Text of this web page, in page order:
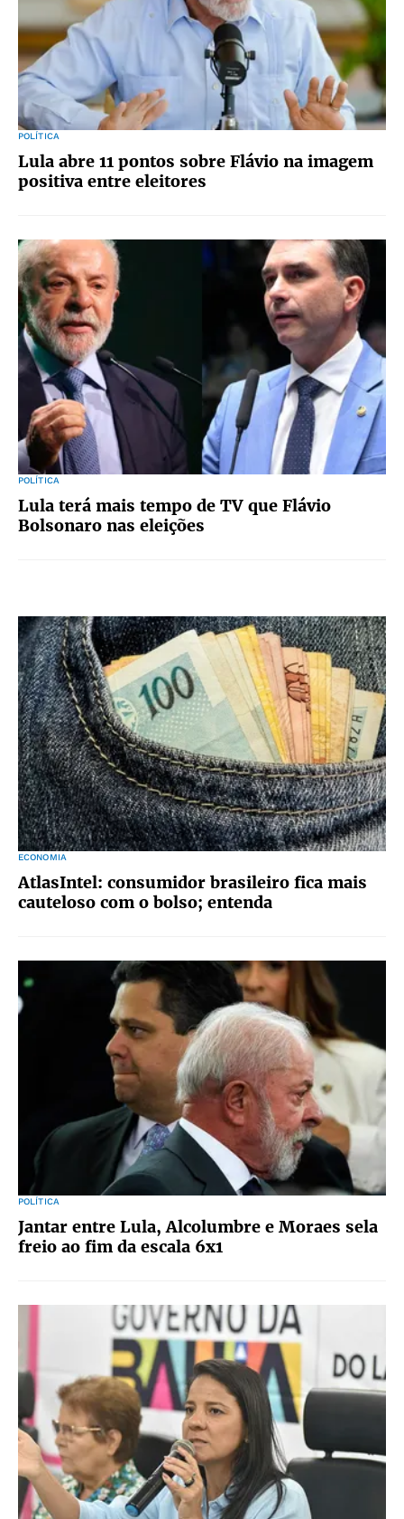
POLÍTICA
Lula abre 11 pontos sobre Flávio na imagem
positiva entre eleitores
POLÍTICA
Lula terá mais tempo de TV que Flávio
Bolsonaro nas eleições
ECONOMIA
AtlasIntel: consumidor brasileiro fica mais
cauteloso com o bolso; entenda
POLÍTICA
Jantar entre Lula, Alcolumbre e Moraes sela
freio ao fim da escala 6x1